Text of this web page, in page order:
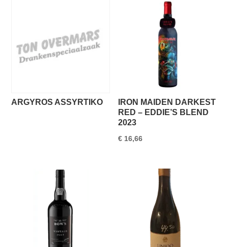
ARGYROS ASSYRTIKO
IRON MAIDEN DARKEST
RED – EDDIE’S BLEND
2023
€ 16,66